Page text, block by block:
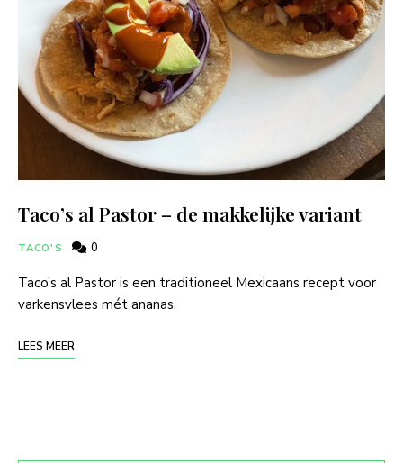
Taco’s al Pastor – de makkelijke variant
TACO'S 0
Taco’s al Pastor is een traditioneel Mexicaans recept voor
varkensvlees mét ananas.
LEES MEER